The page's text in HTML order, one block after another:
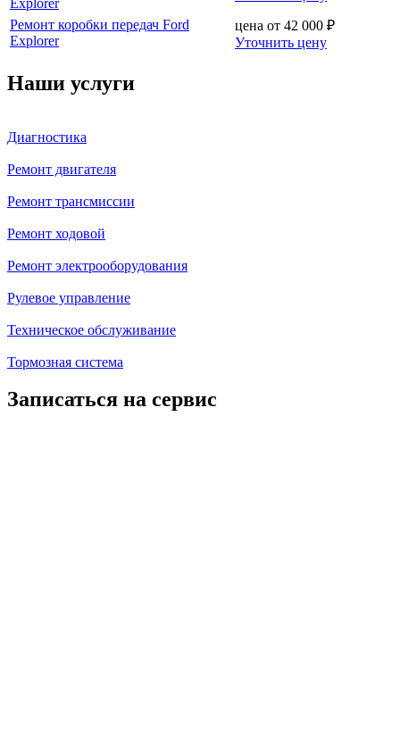
Ремонт коробки передач Ford
Explorer
цена от 42 000 ₽
Уточнить цену
Наши услуги
Диагностика
Ремонт двигателя
Ремонт трансмиссии
Ремонт ходовой
Ремонт электрооборудования
Рулевое управление
Техническое обслуживание
Тормозная система
Записаться на сервис